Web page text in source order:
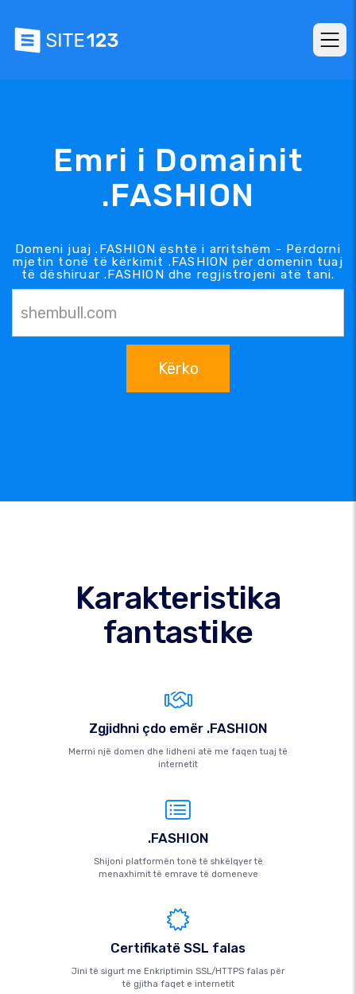
Emri i Domainit
.FASHION
Domeni juaj .FASHION është i arritshëm - Përdorni
mjetin tonë të kërkimit .FASHION për domenin tuaj
të dëshiruar .FASHION dhe regjistrojeni atë tani.
Kërko
Karakteristika
fantastike
Zgjidhni çdo emër .FASHION
Merrni një domen dhe lidheni atë me faqen tuaj të
internetit
.FASHION
Shijoni platformën tonë të shkëlqyer të
menaxhimit të emrave të domeneve
Certifikatë SSL falas
Jini të sigurt me Enkriptimin SSL/HTTPS falas për
të gjitha faqet e internetit